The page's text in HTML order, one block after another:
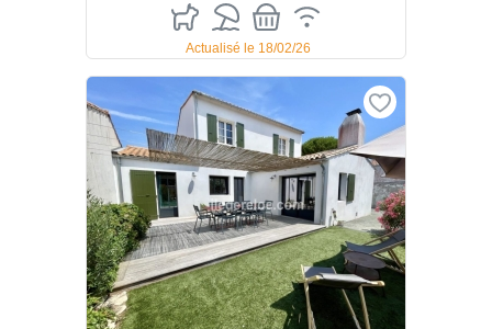
Actualisé le 18/02/26